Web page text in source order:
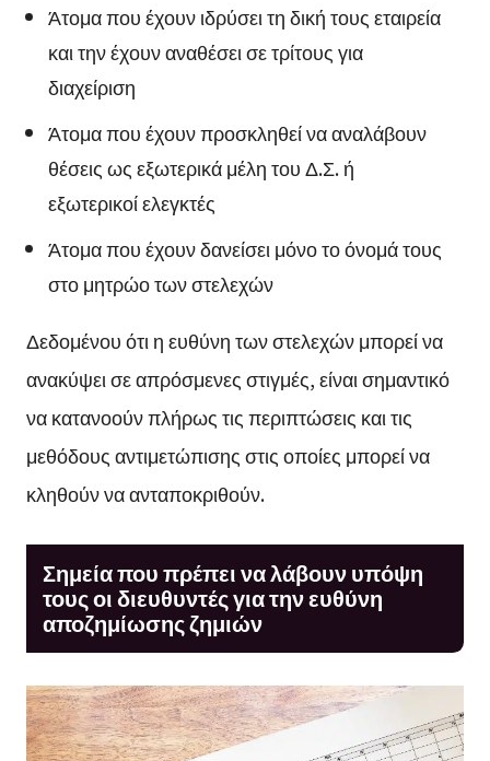
Άτομα που έχουν ιδρύσει τη δική τους εταιρεία
και την έχουν αναθέσει σε τρίτους για
διαχείριση
Άτομα που έχουν προσκληθεί να αναλάβουν
θέσεις ως εξωτερικά μέλη του Δ.Σ. ή
εξωτερικοί ελεγκτές
Άτομα που έχουν δανείσει μόνο το όνομά τους
στο μητρώο των στελεχών
Δεδομένου ότι η ευθύνη των στελεχών μπορεί να
ανακύψει σε απρόσμενες στιγμές, είναι σημαντικό
να κατανοούν πλήρως τις περιπτώσεις και τις
μεθόδους αντιμετώπισης στις οποίες μπορεί να
κληθούν να ανταποκριθούν.
Σημεία που πρέπει να λάβουν υπόψη
τους οι διευθυντές για την ευθύνη
αποζημίωσης ζημιών